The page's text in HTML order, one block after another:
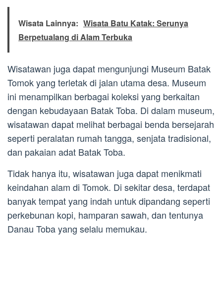
Wisata Lainnya: Wisata Batu Katak: Serunya
Berpetualang di Alam Terbuka
Wisatawan juga dapat mengunjungi Museum Batak
Tomok yang terletak di jalan utama desa. Museum
ini menampilkan berbagai koleksi yang berkaitan
dengan kebudayaan Batak Toba. Di dalam museum,
wisatawan dapat melihat berbagai benda bersejarah
seperti peralatan rumah tangga, senjata tradisional,
dan pakaian adat Batak Toba.
Tidak hanya itu, wisatawan juga dapat menikmati
keindahan alam di Tomok. Di sekitar desa, terdapat
banyak tempat yang indah untuk dipandang seperti
perkebunan kopi, hamparan sawah, dan tentunya
Danau Toba yang selalu memukau.